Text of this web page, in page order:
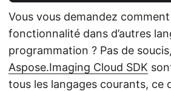
Vous vous demandez
fonctionnalité dans d’autres
programmation ? Pas de
Aspose.Imaging Cloud SDK
tous les langages courants, ce